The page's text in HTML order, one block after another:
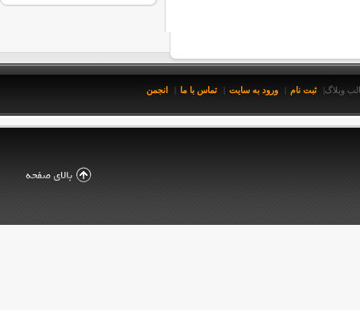
وبلاگ ثبت نام ورود به سایت تماس با ما انجمن